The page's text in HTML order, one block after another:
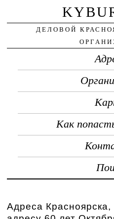
ДЕЛОВОЙ
Как
Адреса Красноярска,